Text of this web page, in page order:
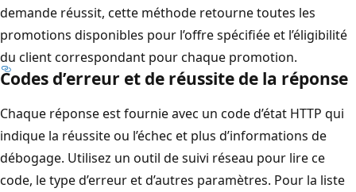
demande réussit, cette méthode retourne toutes les
promotions disponibles pour l’offre spécifiée et l’éligibilité
du client correspondant pour chaque promotion.
Codes d’erreur et de réussite de la réponse
Chaque réponse est fournie avec un code d’état HTTP qui
indique la réussite ou l’échec et plus d’informations de
débogage. Utilisez un outil de suivi réseau pour lire ce
code, le type d’erreur et d’autres paramètres. Pour la liste